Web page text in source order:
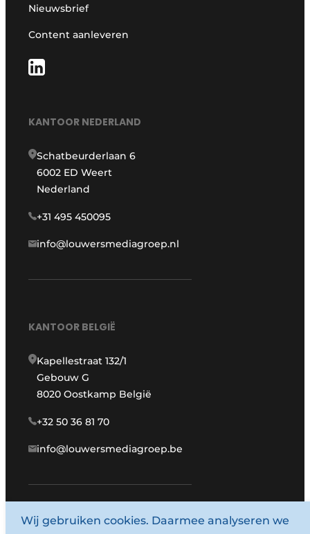
Nieuwsbrief
Content aanleveren
KANTOOR NEDERLAND
Schatbeurderlaan 6
6002 ED Weert
Nederland
+31 495 450095
info@louwersmediagroep.nl
KANTOOR BELGIË
Kapellestraat 132/1
Gebouw G
8020 Oostkamp België
+32 50 36 81 70
info@louwersmediagroep.be
www.louwersmediagroep.com
Wij gebruiken cookies. Daarmee analyseren we